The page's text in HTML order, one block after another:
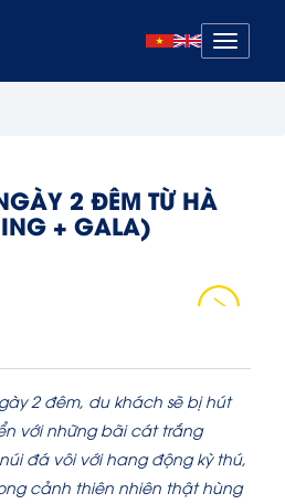
Mở
menu
2 ĐÊM TỪ HÀ
+ GALA)
2 đêm, du khách sẽ bị hút
với những bãi cát trắng
đá vôi với hang động kỳ thú,
cảnh thiên nhiên thật hùng